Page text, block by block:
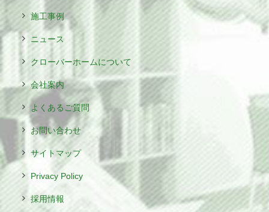
施工事例
ニュース
クローバーホームについて
会社案内
よくあるご質問
お問い合わせ
サイトマップ
Privacy Policy
採用情報